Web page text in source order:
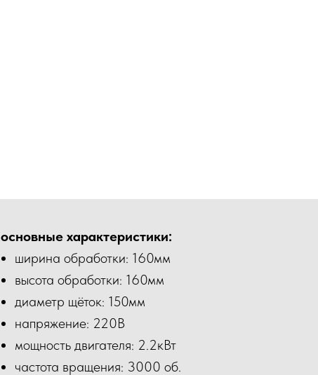
основные характеристики:
ширина обработки: 160мм
высота обработки: 160мм
диаметр щёток: 150мм
напряжение: 220В
мощность двигателя: 2.2кВт
частота вращения: 3000 об.